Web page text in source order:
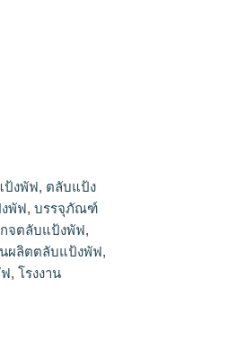
ง,รัลผลิตตลับ
ป้งพัฟ, ตลับแป้ง
พัฟ,บรรจุภัณฑ์
จตลับแป้งพัฟ,
นผลิตตลับแป้งพัฟ,
,โรงงาน